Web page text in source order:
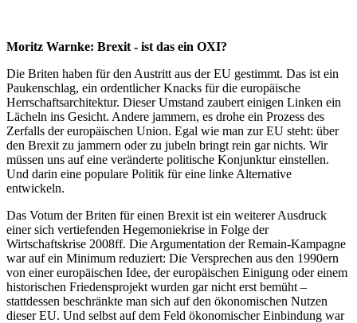
Moritz Warnke: Brexit - ist das ein OXI?
Die Briten haben für den Austritt aus der EU gestimmt. Das ist ein
Paukenschlag, ein ordentlicher Knacks für die europäische
Herrschaftsarchitektur. Dieser Umstand zaubert einigen Linken ein
Lächeln ins Gesicht. Andere jammern, es drohe ein Prozess des
Zerfalls der europäischen Union. Egal wie man zur EU steht: über
den Brexit zu jammern oder zu jubeln bringt rein gar nichts. Wir
müssen uns auf eine veränderte politische Konjunktur einstellen.
Und darin eine populare Politik für eine linke Alternative
entwickeln.
Das Votum der Briten für einen Brexit ist ein weiterer Ausdruck
einer sich vertiefenden Hegemoniekrise in Folge der
Wirtschaftskrise 2008ff. Die Argumentation der Remain-Kampagne
war auf ein Minimum reduziert: Die Versprechen aus den 1990ern
von einer europäischen Idee, der europäischen Einigung oder einem
historischen Friedensprojekt wurden gar nicht erst bemüht –
stattdessen beschränkte man sich auf den ökonomischen Nutzen
dieser EU. Und selbst auf dem Feld ökonomischer Einbindung war